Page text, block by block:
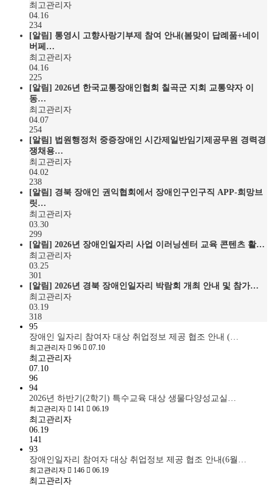
최고관리자
04.16
234
[알림] 통영시 고향사랑기부제 참여 안내(봄맞이 답례품+네이
버페…
최고관리자
04.16
225
[알림] 2026년 한국교통장애인협회 칠곡군 지회 교통약자 이
동…
최고관리자
04.07
254
[알림] 법원행정처 중증장애인 시간제일반임기제공무원 경력경
쟁채용…
최고관리자
04.02
238
[알림] 경북 장애인 권익협회에서 장애인구인구직 APP-희망브
릿…
최고관리자
03.30
299
[알림] 2026년 장애인일자리 사업 이러닝센터 교육 콘텐츠 활…
최고관리자
03.25
301
[알림] 2026년 경북 장애인일자리 박람회 개최 안내 및 참가…
최고관리자
03.19
318
95
장애인 일자리 참여자 대상 취업정보 제공 협조 안내 (…
최고관리자 96 07.10
최고관리자
07.10
96
94
2026년 하반기(2학기) 특수교육 대상 생물다양성교실…
최고관리자 141 06.19
최고관리자
06.19
141
93
장애인일자리 참여자 대상 취업정보 제공 협조 안내(6월…
최고관리자 146 06.19
최고관리자